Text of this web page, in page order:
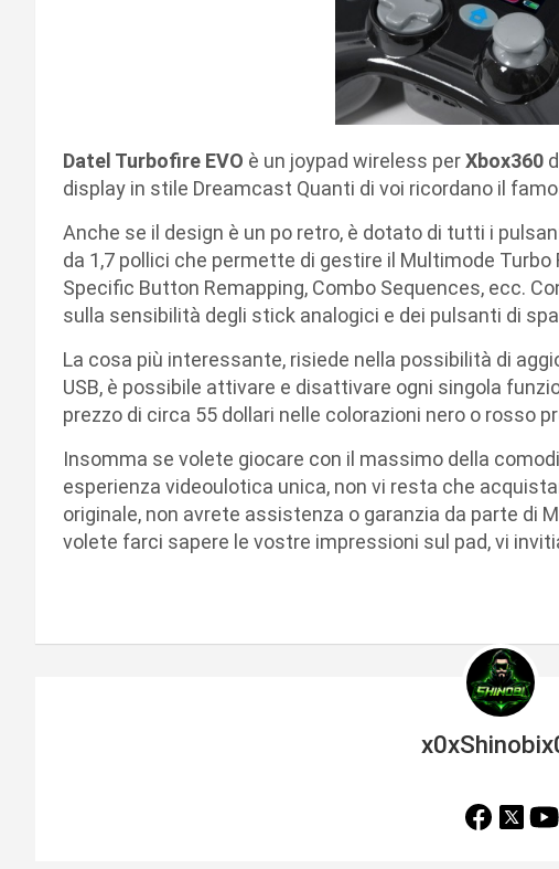
Datel Turbofire EVO è un joypad wireless perXbox360
display in stile Dreamcast Quanti di voi ricordano il
Anche se il design è un po retro, è dotato di tutti i
da 1,7 pollici che permette di gestire il Multimode Turbo
Specific Button Remapping, Combo Sequences, ecc.
sulla sensibilità degli stick analogici e dei pulsanti di
La cosa più interessante, risiede nella possibilità di
USB, è possibile attivare e disattivare ogni singola
prezzo di circa 55 dollari nelle colorazioni nero o rosso
Insomma se volete giocare con il massimo della
esperienza videoulotica unica, non vi resta che
originale, non avrete assistenza o garanzia da parte di
volete farci sapere le vostre impressioni sul pad, vi